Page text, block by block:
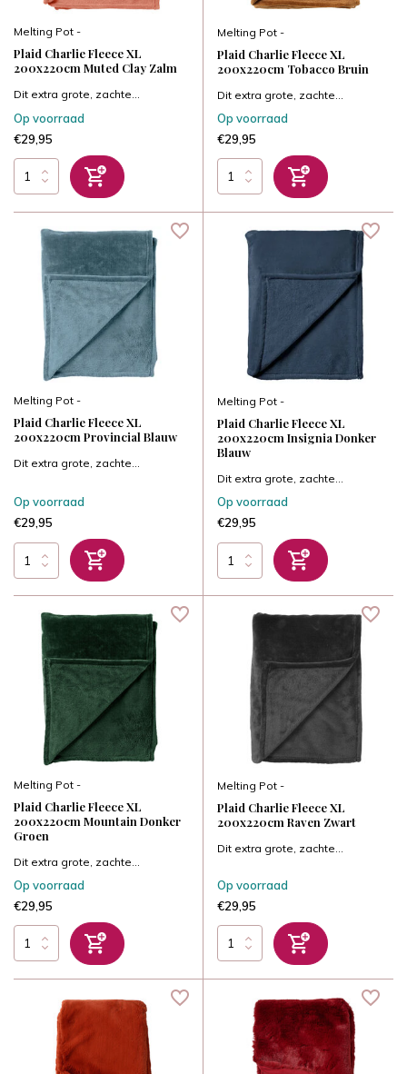
Melting Pot -
Plaid Charlie Fleece XL
200x220cm Muted Clay Zalm
Dit extra grote, zachte...
Op voorraad
€29,95
Melting Pot -
Plaid Charlie Fleece XL
200x220cm Tobacco Bruin
Dit extra grote, zachte...
Op voorraad
€29,95
Melting Pot -
Plaid Charlie Fleece XL
200x220cm Provincial Blauw
Dit extra grote, zachte...
Op voorraad
€29,95
Melting Pot -
Plaid Charlie Fleece XL
200x220cm Insignia Donker
Blauw
Dit extra grote, zachte...
Op voorraad
€29,95
Melting Pot -
Plaid Charlie Fleece XL
200x220cm Mountain Donker
Groen
Dit extra grote, zachte...
Op voorraad
€29,95
Melting Pot -
Plaid Charlie Fleece XL
200x220cm Raven Zwart
Dit extra grote, zachte...
Op voorraad
€29,95